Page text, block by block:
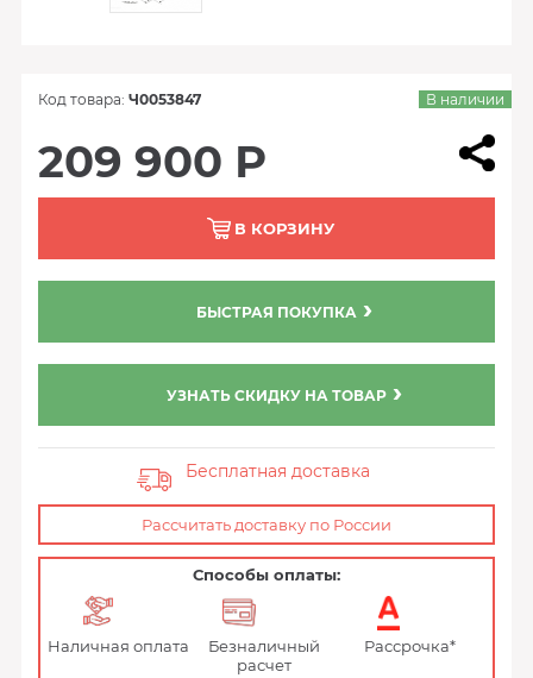
Код товара: Ч0053847 В наличии
209 900 Р
В КОРЗИНУ
БЫСТРАЯ ПОКУПКА
УЗНАТЬ СКИДКУ НА ТОВАР
Бесплатная доставка
Рассчитать доставку по России
Способы оплаты:
Наличная оплата
Безналичный
расчет
Рассрочка*